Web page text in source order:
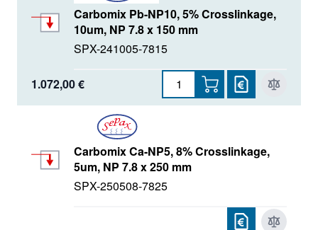
Carbomix Pb-NP10, 5% Crosslinkage,
10um, NP 7.8 x 150 mm
SPX-241005-7815
1.072,00 €
Carbomix Ca-NP5, 8% Crosslinkage,
5um, NP 7.8 x 250 mm
SPX-250508-7825